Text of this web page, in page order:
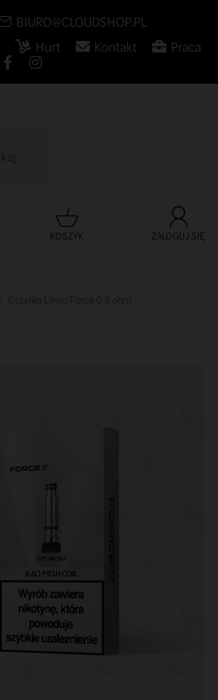
BIURO@CLOUDSHOP.PL
Hurt Kontakt Praca
KOSZYK ZALOGUJ SIĘ